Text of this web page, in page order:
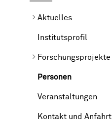
Aktuelles
Institutsprofil
Forschungsprojekte
Personen
Veranstaltungen
Kontakt und Anfahrt